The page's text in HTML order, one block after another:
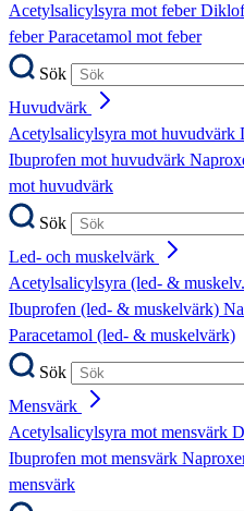
Acetylsalicylsyra mot feber
feberParacetamol mot feber
Sök
Huvudvärk
Acetylsalicylsyra mot huvudvärk
Ibuprofen mot huvudvärk
mot huvudvärk
Sök
Led- och muskelvärk
Acetylsalicylsyra (led- &
Ibuprofen (led- & muskelvärk)
Paracetamol (led- & muskelvärk)
Sök
Mensvärk
Acetylsalicylsyra mot mensvärk
Ibuprofen mot mensvärk
mensvärk